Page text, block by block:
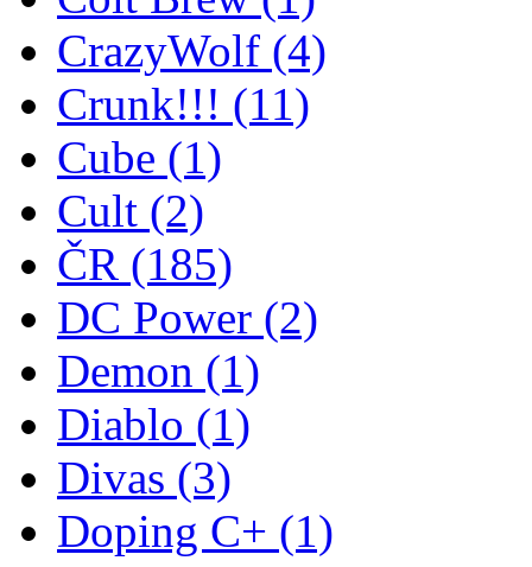
CrazyWolf (4)
Crunk!!! (11)
Cube (1)
Cult (2)
ČR (185)
DC Power (2)
Demon (1)
Diablo (1)
Divas (3)
Doping C+ (1)